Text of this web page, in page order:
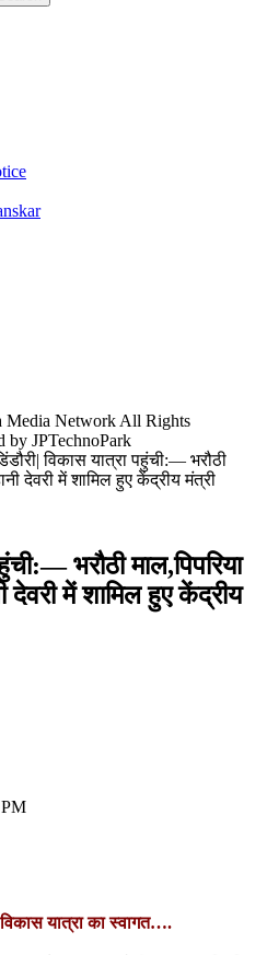
Media Network All Rights
by JPTechnoPark
विकास यात्रा पहुंची:— भरौठी
देवरी में शामिल हुए केंद्रीय मंत्री
भरौठी माल,पिपरिया
देवरी में शामिल हुए केंद्रीय
यात्रा का स्वागत….